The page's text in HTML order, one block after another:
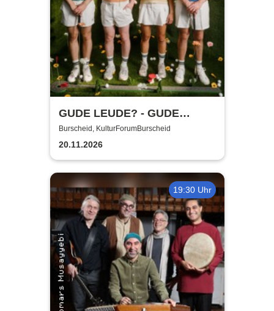
GUDE LEUDE? - GUDE
SHOW!
Burscheid, KulturForumBurscheid
20.11.2026
19:30 Uhr